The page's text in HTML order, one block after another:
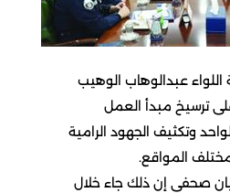
اللواء عبدالوهاب الوهيب
على ترسيخ مبدأ العمل
وتكثيف الجهود الرامية
المواقع.
صحفي إن ذلك جاء خلال